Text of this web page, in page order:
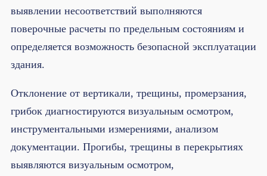
выявлении несоответствий выполняются
поверочные расчеты по предельным состояниям и
определяется возможность безопасной эксплуатации
здания.
Отклонение от вертикали, трещины, промерзания,
грибок диагностируются визуальным осмотром,
инструментальными измерениями, анализом
документации. Прогибы, трещины в перекрытиях
выявляются визуальным осмотром,